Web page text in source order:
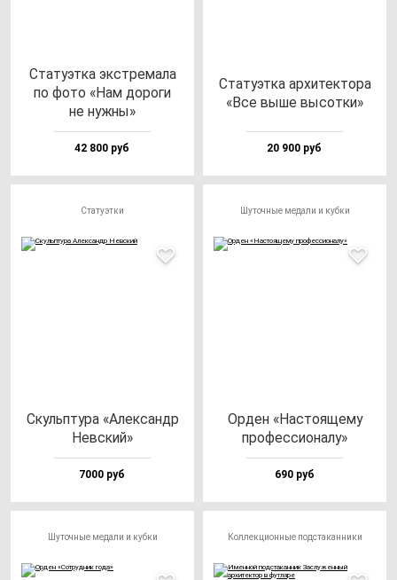
Ста­ту­эт­ка экс­тре­ма­ла
по фо­то «Нам до­ро­ги
не нуж­ны»
42 800 руб
Ста­ту­эт­ка ар­хи­тек­то­ра
«Все вы­ше вы­сот­ки»
20 900 руб
Статуэтки
Скуль­пту­ра «Алек­сандр
Нев­ский»
7000 руб
Шуточные медали и кубки
Орден «Нас­то­яще­му
про­фес­си­она­лу»
690 руб
Шуточные медали и кубки Коллекционные подстаканники